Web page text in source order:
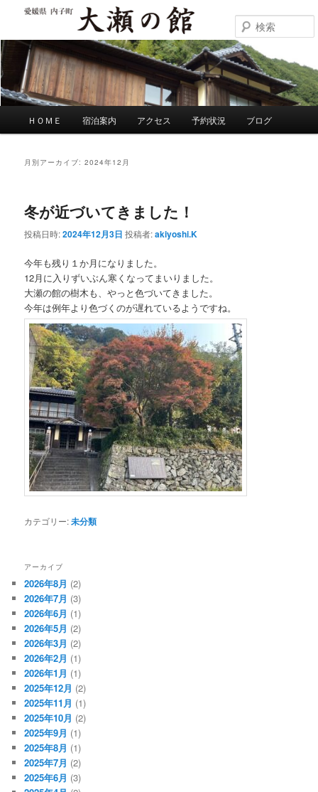
ン
コ
ン
テ
ン
コ
ン
テ
ン
ツ
大瀬の館
ＨＯＭＥ 宿泊案内 アクセス 予約状況 ブログ
月別アーカイブ:2024年12月
冬が近づいてきました！
投稿日時:2024年12月3日 投稿者:akiyoshi.K
今年も残り１か月になりました。
12月に入りずいぶん寒くなってまいりました。
大瀬の館の樹木も、やっと色づいてきました。
今年は例年より色づくのが遅れているようですね。
カテゴリー:未分類
アーカイブ
2026年8月 (2)
2026年7月 (3)
2026年6月 (1)
2026年5月 (2)
2026年3月 (2)
2026年2月 (1)
2026年1月 (1)
2025年12月 (2)
2025年11月 (1)
2025年10月 (2)
2025年9月 (1)
2025年8月 (1)
2025年7月 (2)
2025年6月 (3)